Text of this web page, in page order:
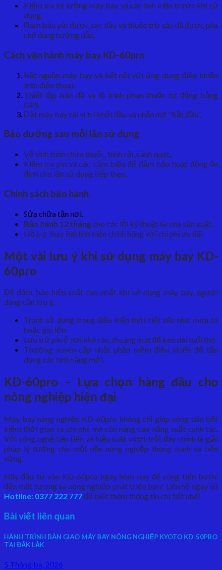
Kiểm tra kỹ lưỡng máy bay và các linh kiện trước khi sử
dụng.
Đảm bảo pin được sạc đầy và thuốc trừ sâu đã được pha
chế đúng hướng dẫn.
Cách vận hành máy bay KD-60pro
Bật nguồn máy bay và kết nối với ứng dụng điều khiển
trên điện thoại.
Thiết lập bản đồ và lộ trình phun thuốc tự động bằng
GPS.
Đặt máy bay tại vị trí khởi đầu và nhấn nút “Bắt đầu”.
Bảo dưỡng sau mỗi lần sử dụng
Vệ sinh bình chứa thuốc, bình rải, cánh quạt,
Kiểm tra pin và các cảm biến để đảm bảo hoạt động ổn
định cho lần sử dụng tiếp theo.
Chính sách bảo hành
Sửa chữa tận nơi.
Bảo hành 12 thángcho các lỗi kỹ thuật từ nhà sản xuất.
Hỗ trợ thay thế linh kiện chính hãng với chi phí ưu đãi.
Một vài lưu ý khi sử dụng máy bay KD-
60pro
Để đảm bảo hiệu suất cao nhất khi sử dụng máy bay, người
dùng cần lưu ý:
Tránh sử dụng trong điều kiện thời tiết xấu như mưa to
hoặc gió lớn.
Lưu trữ pin ở nơi khô ráo, thoáng mát để kéo dài tuổi thọ.
Thường xuyên cập nhật phần mềm điều khiển để tận
dụng các tính năng mới.
KD-60pro – Lựa chọn hàng đầu cho
nông nghiệp hiện đại
Máy bay nông nghiệp KD-60pro không chỉ giúp nông dân tiết
kiệm thời gian và chi phí, mà còn nâng cao năng suất canh tác.
Với công nghệ tiên tiến và hiệu suất vượt trội, đây chính là giải
pháp lý tưởng cho một nền nông nghiệp thông minh và bền
vững.
Hãy đầu tư vào KD-60pro ngay hôm nay để cùng tiến bước
đến một tương lai nông nghiệp phát triển hơn! Liên hệ ngay số
Hotline: 0377 222 777để biết thêm thông tin chi tiết nhé!
Bài viết liên quan
HÀNH TRÌNH BÀN GIAO MÁY BAY NÔNG NGHIỆP KYOTO KD-50PRO
TẠI ĐẮK LẮK
5 Tháng ba, 2026